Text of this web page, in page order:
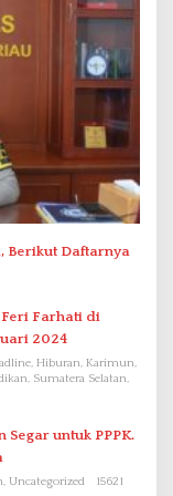
Berikut Daftarnya
Feri Farhati di
2024
Hiburan, Karimun,
Sumatera Selatan,
untuk PPPK.
Uncategorized
15621